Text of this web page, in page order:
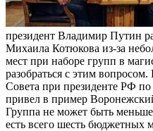
президент Владимир Путин
Михаила Котюкова из-за
мест при наборе групп в
разобраться с этим
Совета при президенте РФ по
привел в пример
Группа не может быть
есть всего шесть бюджетных